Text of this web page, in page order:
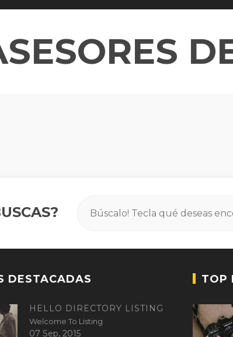
DESTACADAS
HELLO DIRECTORY LISTING
Welcome To Listing
07 Sep, 2015
TOP